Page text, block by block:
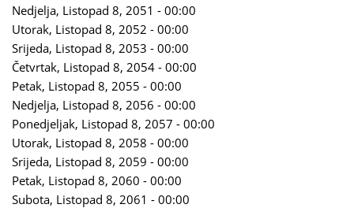
Nedjelja, Listopad 8, 2051 - 00:00
Utorak, Listopad 8, 2052 - 00:00
Srijeda, Listopad 8, 2053 - 00:00
Četvrtak, Listopad 8, 2054 - 00:00
Petak, Listopad 8, 2055 - 00:00
Nedjelja, Listopad 8, 2056 - 00:00
Ponedjeljak, Listopad 8, 2057 - 00:00
Utorak, Listopad 8, 2058 - 00:00
Srijeda, Listopad 8, 2059 - 00:00
Petak, Listopad 8, 2060 - 00:00
Subota, Listopad 8, 2061 - 00:00